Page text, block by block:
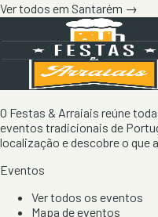
Ver todos em Santarém →
O Festas & Arraiais reúne
eventos tradicionais de
localização e descobre o que
Eventos
Ver todos os eventos
Mapa de eventos